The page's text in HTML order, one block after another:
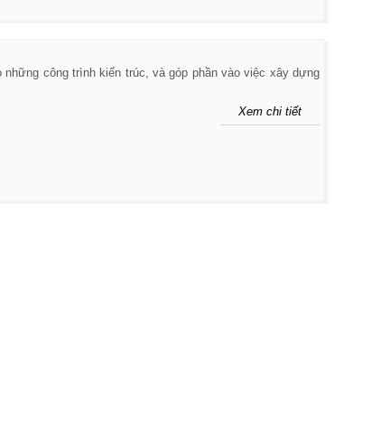
công trình kiến trúc, và góp phần vào việc xây dựng
Xem chi tiết